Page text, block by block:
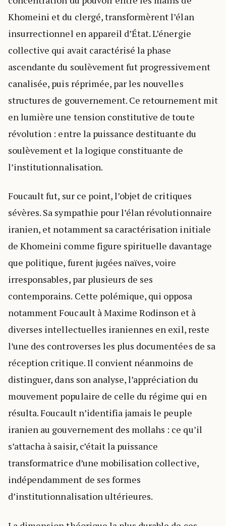
Khomeini et du clergé, transformèrent l’élan
insurrectionnel en appareil d’État. L’énergie
collective qui avait caractérisé la phase
ascendante du soulèvement fut progressivement
canalisée, puis réprimée, par les nouvelles
structures de gouvernement. Ce retournement mit
en lumière une tension constitutive de toute
révolution : entre la puissance destituante du
soulèvement et la logique constituante de
l’institutionnalisation.
Foucault fut, sur ce point, l’objet de critiques
sévères. Sa sympathie pour l’élan révolutionnaire
iranien, et notamment sa caractérisation initiale
de Khomeini comme figure spirituelle davantage
que politique, furent jugées naïves, voire
irresponsables, par plusieurs de ses
contemporains. Cette polémique, qui opposa
notamment Foucault à Maxime Rodinson et à
diverses intellectuelles iraniennes en exil, reste
l’une des controverses les plus documentées de sa
réception critique. Il convient néanmoins de
distinguer, dans son analyse, l’appréciation du
mouvement populaire de celle du régime qui en
résulta. Foucault n’identifia jamais le peuple
iranien au gouvernement des mollahs : ce qu’il
s’attacha à saisir, c’était la puissance
transformatrice d’une mobilisation collective,
indépendamment de ses formes
d’institutionnalisation ultérieures.